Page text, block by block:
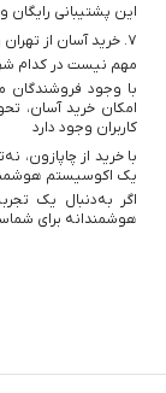
این پشتیبانی رایگان
۷. خرید آسان از تهران و سراسر کشور
مهم نیست در کدام
با وجود فروشندگان
امکان خرید آسان،
کاربران وجود دارد
با خرید از چاپازون،
یک اکوسیستم
اگر به‌دنبال یک
هوشمندانه برای